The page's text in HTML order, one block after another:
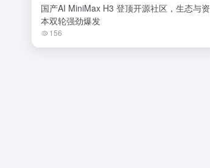
国产AI MiniMax H3 登顶开源社区，生态与资
本双轮强劲爆发
156